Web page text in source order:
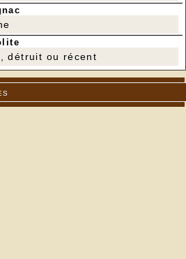
détruit ou récent